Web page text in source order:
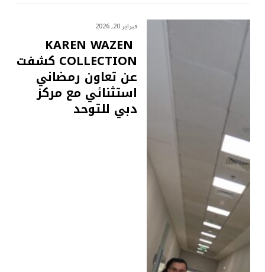
فبراير 20, 2026
KAREN WAZEN
COLLECTION كشفت
عن تعاون رمضاني
استثنائي مع مركز
دبي للتوحد